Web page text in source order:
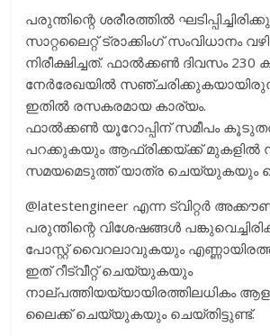
പരുന്തിന്റെ ശരീരത്തില്‍
സാറ്റലൈറ്റ് ട്രാക്കിംഗ് സംവിധാനം
നിരീക്ഷിച്ചത്. ഫാല്‍ക്കണ്‍ ദിവസം 230
നേര്‍രേഖയില്‍
ഇതില്‍ രസകരമായ കാര്യം.
ഫാല്‍ക്കണ്‍ യൂറോപ്പിന് സമീപം
പറക്കുകയും ആഫ്രിക്കയ്ക്ക് മുകളില്‍
സമയമെടുത്ത് യാത്ര ചെയ്യുകയും
@latestengineer എന്ന ട്വിറ്റര്‍
പരുന്തിന്റെ വിശേഷങ്ങള്‍
പോസ്റ്റ് വൈറലാവുകയും
ഇത് റീട്വീറ്റ് ചെയ്യുകയും
നാല്പത്തിയയ്യായിരത്തിലധികം
ലൈക്ക് ചെയ്യുകയും ചെയ്തിട്ടുണ്ട്.